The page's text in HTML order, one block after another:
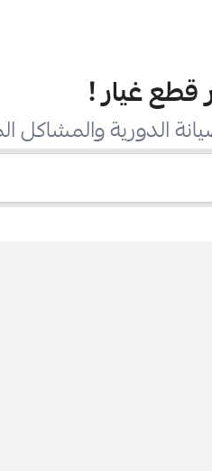
قطع غيار!
الدورية والمشاكل